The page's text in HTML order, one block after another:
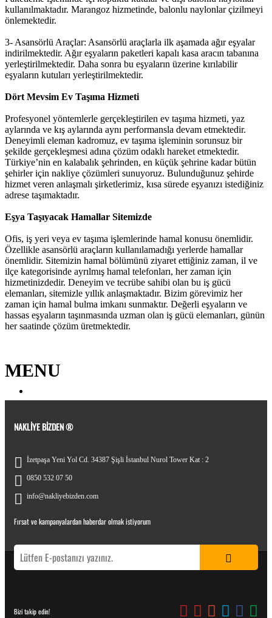
kullanılmaktadır. Marangoz hizmetinde, balonlu naylonlar çizilmeyi
önlemektedir.
3- Asansörlü Araçlar: Asansörlü araçlarla ilk aşamada ağır eşyalar
indirilmektedir. Ağır eşyaların paketleri kapalı kasa aracın tabanına
yerleştirilmektedir. Daha sonra bu eşyaların üzerine kırılabilir
eşyaların kutuları yerleştirilmektedir.
Dört Mevsim Ev Taşıma Hizmeti
Profesyonel yöntemlerle gerçekleştirilen ev taşıma hizmeti, yaz
aylarında ve kış aylarında aynı performansla devam etmektedir.
Deneyimli eleman kadromuz, ev taşıma işleminin sorunsuz bir
şekilde gerçekleşmesi adına çözüm odaklı hareket etmektedir.
Türkiye’nin en kalabalık şehrinden, en küçük şehrine kadar bütün
şehirler için nakliye çözümleri sunuyoruz. Bulunduğunuz şehirde
hizmet veren anlaşmalı şirketlerimiz, kısa sürede eşyanızı istediğiniz
adrese taşımaktadır.
Eşya Taşıyacak Hamallar Sitemizde
Ofis, iş yeri veya ev taşıma işlemlerinde hamal konusu önemlidir.
Özellikle asansörlü araçların kullanılamadığı yerlerde hamallar
önemlidir. Sitemizin hamal bölümünü ziyaret ettiğiniz zaman, il ve
ilçe kategorisinde ayrılmış hamal telefonları, her zaman için
hizmetinizdedir. Deneyim ve tecrübe sahibi olan bu iş gücü
elemanları, sitemizle yıllık anlaşmaktadır. Bizim görevimiz her
zaman için hamal bulma imkanı sunmaktır. Değerli eşyaların ve
hassas eşyaların taşınmasında uzman olan iş gücü elemanları, günün
her saatinde çözüm üretmektedir.
MENU
NAKLIYE BIZDEN ®
İzetpaşa Yeni Yol Cd. 34387 Şişli İstanbul Nurol Tower Kat : 2
0850 532 07 50
info@nakliyebizden.com
Fırsat ve kampanyalardan haberdar olmak istiyorum
Bizi takip edin!